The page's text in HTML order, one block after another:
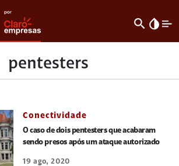
search invert_colors
pentesters
Conectividade
O caso de dois pentesters que acabaram
sendo presos após um ataque autorizado
19 ago, 2020